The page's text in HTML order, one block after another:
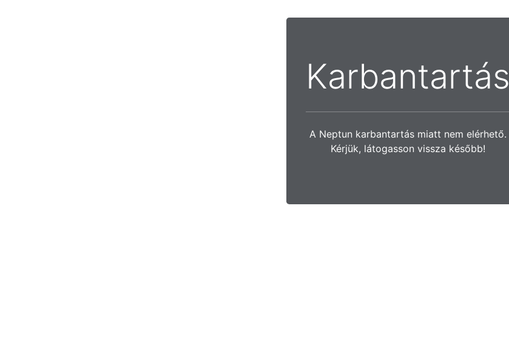
Karbantartás
A Neptun karbantartás miatt nem elérhető.
Kérjük, látogasson vissza később!